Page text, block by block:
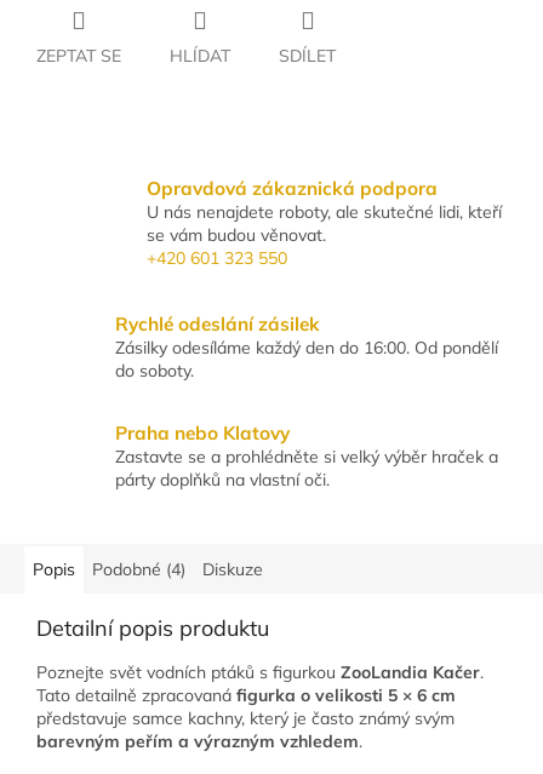
ZEPTAT SE HLÍDAT SDÍLET
Opravdová zákaznická podpora
U nás nenajdete roboty, ale skutečné lidi, kteří
se vám budou věnovat.
+420 601 323 550
Rychlé odeslání zásilek
Zásilky odesíláme každý den do 16:00. Od pondělí
do soboty.
Praha nebo Klatovy
Zastavte se a prohlédněte si velký výběr hraček a
párty doplňků na vlastní oči.
Popis Podobné (4) Diskuze
Detailní popis produktu
Poznejte svět vodních ptáků s figurkou ZooLandia Kačer.
Tato detailně zpracovaná figurka o velikosti 5 × 6 cm
představuje samce kachny, který je často známý svým
barevným peřím a výrazným vzhledem.